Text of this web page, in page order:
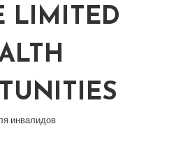
LIMITED
инвалидов